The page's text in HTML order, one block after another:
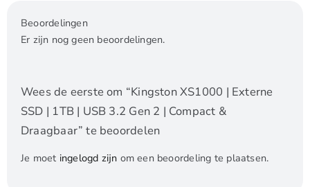
Beoordelingen
Er zijn nog geen beoordelingen.
Wees de eerste om “Kingston XS1000 | Externe
SSD | 1TB | USB 3.2 Gen 2 | Compact &
Draagbaar” te beoordelen
Je moet ingelogd zijn om een beoordeling te plaatsen.